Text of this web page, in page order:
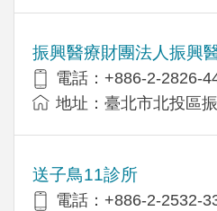
振興醫療財團法人振興
電話：+886-2-2826-
地址：臺北市北投區
送子鳥11診所
電話：+886-2-2532-